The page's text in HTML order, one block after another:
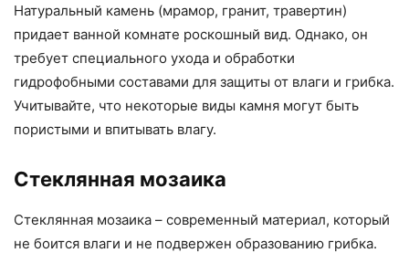
Натуральный камень (мрамор, гранит, травертин)
придает ванной комнате роскошный вид. Однако, он
требует специального ухода и обработки
гидрофобными составами для защиты от влаги и грибка.
Учитывайте, что некоторые виды камня могут быть
пористыми и впитывать влагу.
Стеклянная мозаика
Стеклянная мозаика – современный материал, который
не боится влаги и не подвержен образованию грибка.